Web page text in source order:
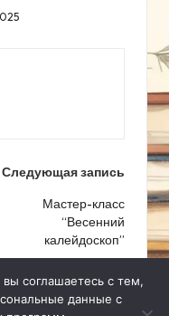
Следующая запись
Мастер-класс
“Весенний
калейдоскоп”
соглашаетесь с тем,
данные с